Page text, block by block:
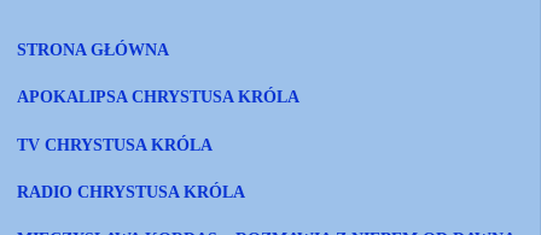
STRONA GŁÓWNA
APOKALIPSA CHRYSTUSA KRÓLA
TV CHRYSTUSA KRÓLA
RADIO CHRYSTUSA KRÓLA